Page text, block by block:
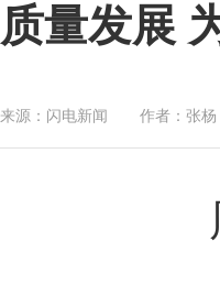
质量发展
来源： 闪电新闻 作者： 张杨